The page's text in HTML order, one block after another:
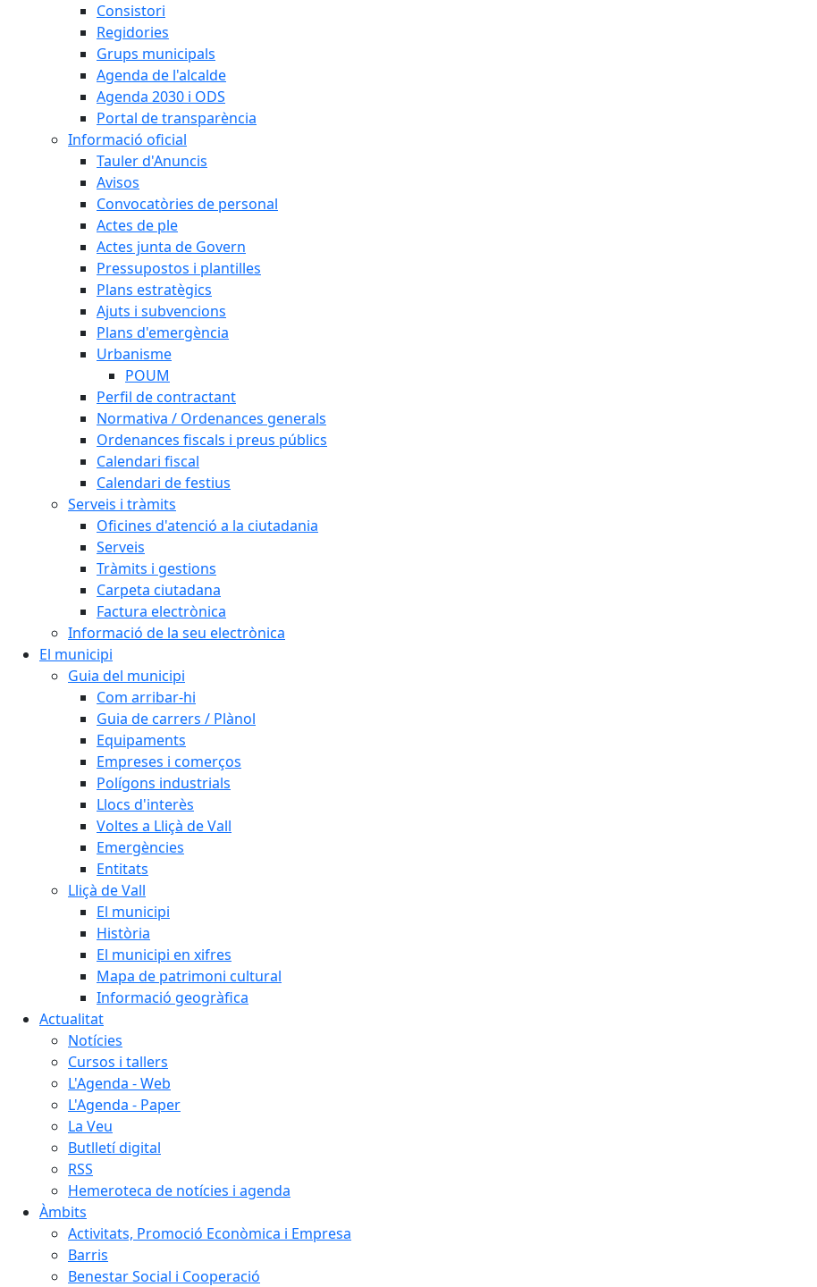
Consistori
Regidories
Grups municipals
Agenda de l'alcalde
Agenda 2030 i ODS
Portal de transparència
Informació oficial
Tauler d'Anuncis
Avisos
Convocatòries de personal
Actes de ple
Actes junta de Govern
Pressupostos i plantilles
Plans estratègics
Ajuts i subvencions
Plans d'emergència
Urbanisme
POUM
Perfil de contractant
Normativa / Ordenances generals
Ordenances fiscals i preus públics
Calendari fiscal
Calendari de festius
Serveis i tràmits
Oficines d'atenció a la ciutadania
Serveis
Tràmits i gestions
Carpeta ciutadana
Factura electrònica
Informació de la seu electrònica
El municipi
Guia del municipi
Com arribar-hi
Guia de carrers / Plànol
Equipaments
Empreses i comerços
Polígons industrials
Llocs d'interès
Voltes a Lliçà de Vall
Emergències
Entitats
Lliçà de Vall
El municipi
Història
El municipi en xifres
Mapa de patrimoni cultural
Informació geogràfica
Actualitat
Notícies
Cursos i tallers
L'Agenda - Web
L'Agenda - Paper
La Veu
Butlletí digital
RSS
Hemeroteca de notícies i agenda
Àmbits
Activitats, Promoció Econòmica i Empresa
Barris
Benestar Social i Cooperació